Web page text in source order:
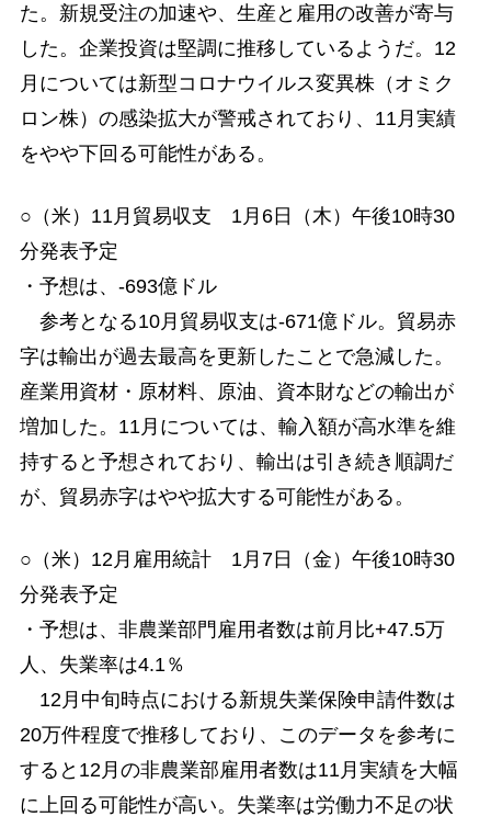
た。新規受注の加速や、生産と雇用の改善が寄与
した。企業投資は堅調に推移しているようだ。12
月については新型コロナウイルス変異株（オミク
ロン株）の感染拡大が警戒されており、11月実績
をやや下回る可能性がある。
○（米）11月貿易収支 1月6日（木）午後10時30
分発表予定
・予想は、-693億ドル
参考となる10月貿易収支は-671億ドル。貿易赤
字は輸出が過去最高を更新したことで急減した。
産業用資材・原材料、原油、資本財などの輸出が
増加した。11月については、輸入額が高水準を維
持すると予想されており、輸出は引き続き順調だ
が、貿易赤字はやや拡大する可能性がある。
○（米）12月雇用統計 1月7日（金）午後10時30
分発表予定
・予想は、非農業部門雇用者数は前月比+47.5万
人、失業率は4.1％
12月中旬時点における新規失業保険申請件数は
20万件程度で推移しており、このデータを参考に
すると12月の非農業部雇用者数は11月実績を大幅
に上回る可能性が高い。失業率は労働力不足の状